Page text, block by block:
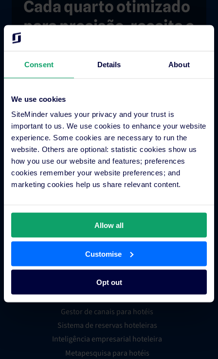
Consent Details About
We use cookies
SiteMinder values your privacy and your trust is
important to us. We use cookies to enhance your website
experience. Some cookies are necessary to run the
website. Others are optional: statistic cookies show us
how you use our website and features; preferences
cookies remember your website preferences; and
marketing cookies help us share relevant content.
Allow all
Customise
Opt out
Cada quarto otimizado
para precisão, receita e
Assista à demonstração
Comércio hoteleiro
Gestor de canais para hotéis
Sistema de reservas hoteleiras
Inteligência empresarial hoteleira
Metapesquisa para hotéis